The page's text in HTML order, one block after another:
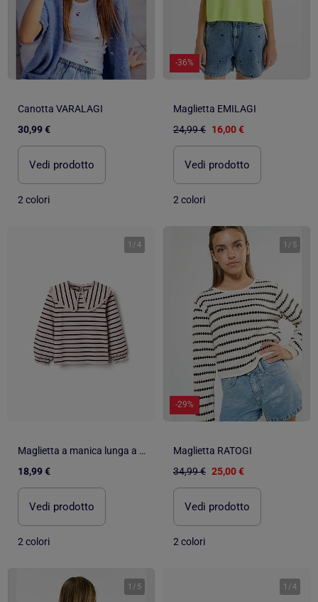
Canotta VARALAGI
30,99 €
Vedi prodotto
2 colori
-36%
Maglietta EMILAGI
24,99 € 16,00 €
Vedi prodotto
2 colori
1 /4
Maglietta a manica lunga a righe
18,99 €
Vedi prodotto
2 colori
1 / 5
-29%
Maglietta RATOGI
34,99 € 25,00 €
Vedi prodotto
2 colori
1 / 5 1 /4